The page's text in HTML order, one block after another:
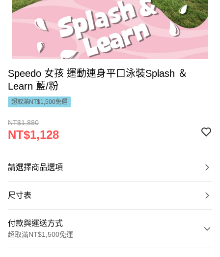
Speedo 女孩 運動連身平口泳裝Splash ＆
Learn 藍/粉
超取滿NT$1,500免運
NT$1,880
NT$1,128
請選擇商品選項
尺寸表
付款與運送方式
超取滿NT$1,500免運